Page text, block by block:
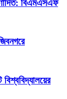
বিএমএসএফ